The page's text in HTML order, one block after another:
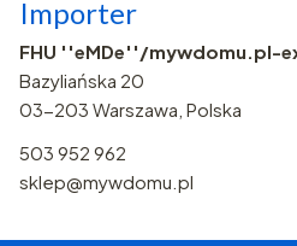
Importer
FHU ''eMDe''/mywdomu.pl-
Bazyliańska 20
03-203 Warszawa, Polska
503 952 962
sklep@mywdomu.pl